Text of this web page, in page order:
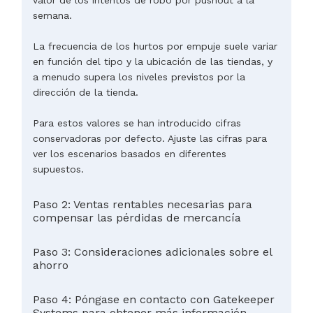
semana.
La frecuencia de los hurtos por empuje suele variar
en función del tipo y la ubicación de las tiendas, y
a menudo supera los niveles previstos por la
dirección de la tienda.
Para estos valores se han introducido cifras
conservadoras por defecto. Ajuste las cifras para
ver los escenarios basados en diferentes
supuestos.
Paso 2: Ventas rentables necesarias para
compensar las pérdidas de mercancía
Paso 3: Consideraciones adicionales sobre el
ahorro
Paso 4: Póngase en contacto con Gatekeeper